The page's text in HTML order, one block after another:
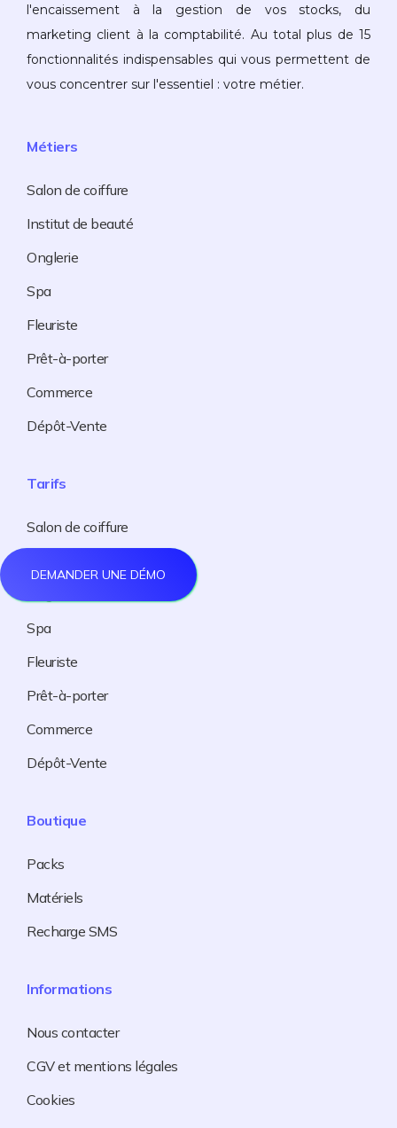
l'encaissement à la gestion de vos stocks, du
marketing client à la comptabilité. Au total plus de 15
fonctionnalités indispensables qui vous permettent de
vous concentrer sur l'essentiel : votre métier.
Métiers
Salon de coiffure
Institut de beauté
Onglerie
Spa
Fleuriste
Prêt-à-porter
Commerce
Dépôt-Vente
Tarifs
Salon de coiffure
Spa
Fleuriste
Prêt-à-porter
Commerce
Dépôt-Vente
Boutique
Packs
Matériels
Recharge SMS
Informations
Nous contacter
CGV et mentions légales
Cookies
DEMANDER UNE DÉMO